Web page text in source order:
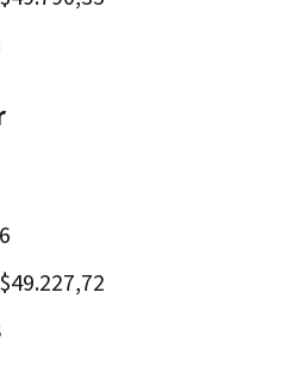
$49.227,72